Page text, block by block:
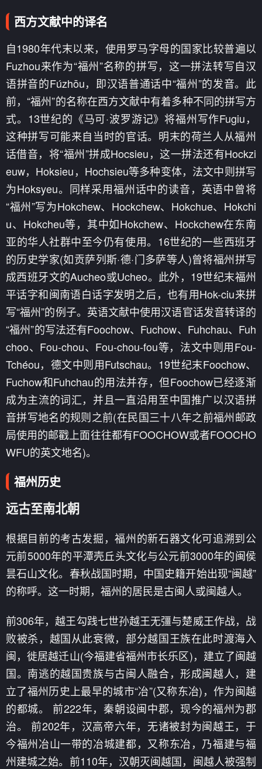
西方文献中的译名
自1980年代末以来，使用罗马字母的国家比较普遍以
Fuzhou来作为“福州”名称的拼写，这一拼法转写自汉
语拼音的Fúzhōu，即汉语普通话中“福州”的发音。此
前，“福州”的名称在西方文献中有着多种不同的拼写方
式。13世纪的《马可·波罗游记》将福州写作Fugiu，
这种拼写可能来自当时的官话。明末的荷兰人从福州
话借音，将“福州”拼成Hocsieu，这一拼法还有Hockzi
euw，Hoksieu，Hochsieu等多种变体，法文中则拼写
为Hoksyeu。同样采用福州话中的读音，英语中曾将
“福州”写为Hokchew、Hockchew、Hokchue、Hokchi
u、Hokcheu等，其中如Hokchew、Hockchew在东南
亚的华人社群中至今仍有使用。16世纪的一些西班牙
的历史学家(如贡萨列斯·德·门多萨等人)曾将福州拼写
成西班牙文的Aucheo或Ucheo。此外，19世纪末福州
平话字和闽南语白话字发明之后，也有用Hok-ciu来拼
写“福州”的例子。英语文献中使用汉语官话发音转译的
“福州”的写法还有Foochow、Fuchow、Fuhchau、Fuh
choo、Fou-chou、Fou-chou-fou等，法文中则用Fou-
Tchéou，德文中则用Futschau。19世纪末Foochow、
Fuchow和Fuhchau的用法并存，但Foochow已经逐渐
成为主流的词汇，并且一直沿用至中国推广以汉语拼
音拼写地名的规则之前(在民国三十八年之前福州邮政
局使用的邮戳上面往往都有FOOCHOW或者FOOCHO
WFU的英文地名)。
福州历史
远古至南北朝
根据目前的考古发掘，福州的新石器文化可追溯到公
元前5000年的平潭壳丘头文化与公元前3000年的闽侯
昙石山文化。春秋战国时期，中国史籍开始出现“闽越”
的称呼。这一时期，福州的居民是古闽人或闽越人。
前306年，越王勾践七世孙越王无彊与楚威王作战，战
败被杀，越国从此衰微，部分越国王族在此时渡海入
闽，徙居越迁山(今福建省福州市长乐区)，建立了闽越
国。南逃的越国贵族与古闽人融合，形成闽越人，建
立了福州历史上最早的城市“冶”(又称东冶)，作为闽越
的都城。 前222年，秦朝设闽中郡，现今的福州为郡
治。 前202年，汉高帝六年，无诸被封为闽越王，于
今福州冶山一带的冶城建都，又称东冶，乃福建与福
州建城之始。前110年，汉朝灭闽越国，闽越人被强制